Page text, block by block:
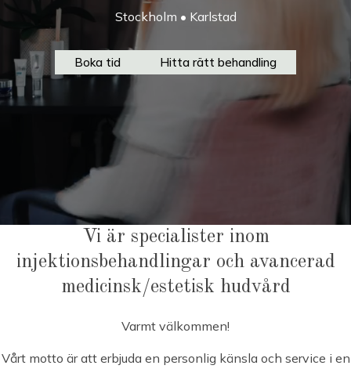
Stockholm • Karlstad
Boka tid Hitta rätt behandling
Vi är specialister inom
injektionsbehandlingar och avancerad
medicinsk/estetisk hudvård
Varmt välkommen!
Vårt motto är att erbjuda en personlig känsla och service i en